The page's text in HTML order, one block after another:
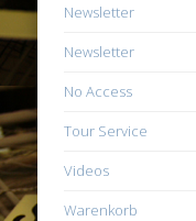
Newsletter
Newsletter
No Access
Tour Service
Videos
Warenkorb